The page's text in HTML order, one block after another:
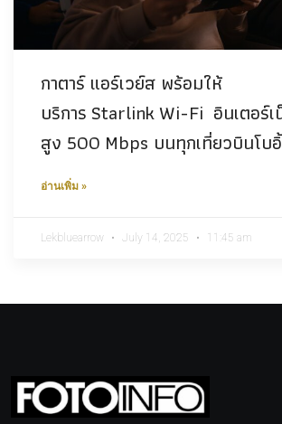
กาตาร์ แอร์เวย์ส พร้อมให้
บริการ Starlink Wi-Fi อินเตอร์เ
สูง 500 Mbps บนทุกเที่ยวบินโบ
อ่านเพิ่ม »
Lekbluearrow July 14, 2025 11:45 am